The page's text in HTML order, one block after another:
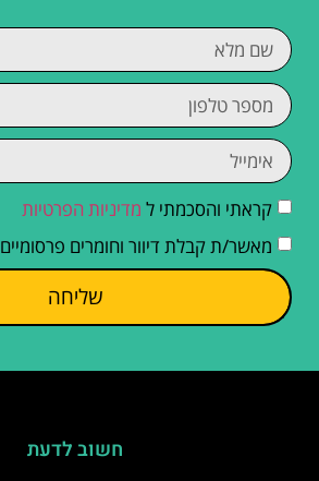
קראתי והסכמתי ל מדיניות הפרטיות
מאשר/ת קבלת דיוור וחומרים פרסומיים
שליחה
חשוב לדעת